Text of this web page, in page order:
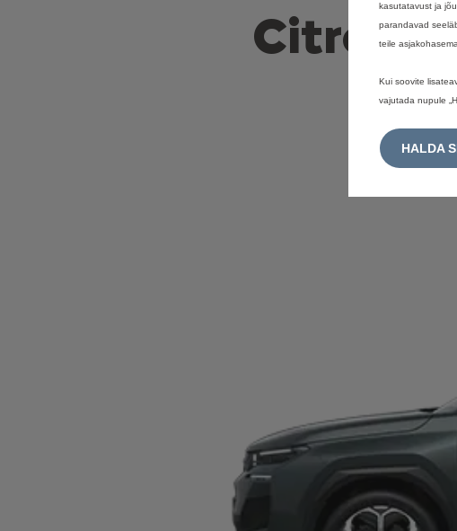
kasutatavust ja
parandavad
teile
Kui soovite
vajutada nupule
HALDA